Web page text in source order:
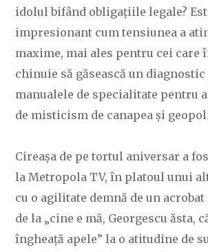
idolul bifând obligațiile legale?
impresionant cum tensiunea a
maxime, mai ales pentru cei care
chinuie să găsească un
manualele de specialitate pentru
de misticism de canapea și
Cireașa de pe tortul aniversar a
la Metropola TV, în platoul unui
cu o agilitate demnă de un
de la „cine e mă, Georgescu ăsta,
îngheață apele” la o atitudine de